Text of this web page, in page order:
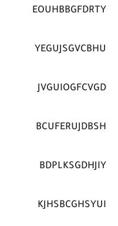
EOUHBBGFDRTY
YEGUJSGVCBHU
JVGUIOGFCVGD
BCUFERUJDBSH
BDPLKSGDHJIY
KJHSBCGHSYUI